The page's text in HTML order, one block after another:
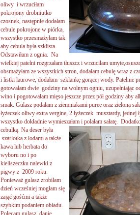
oliwy i wrzuciłam
pokrojony drobniutko
czosnek, następnie dodałam
cebule pokrojone w piórka,
wszystko przesmażyłam tak
aby cebula była szklista.
Odstawiłam z ognia. Na
wielkiej patelni rozgrzałam tłuszcz i wrzuciłam
obsmażyłam ze wszystkich stron, dodałam cebulę wraz z
i listki laurowe, dodałam szklankę gorącej wody. Patelnie
gotowałam dwie godziny na wolnym ogniu, uzupełniając
wino i pogotowałam mięso jeszcze przez pół godziny aby
smak. Gulasz podałam z ziemniakami puree oraz zieloną
łyżeczek oliwy extra vergine, 2 łyżeczek musztardy, jednej
wszystko dokładnie wymieszałam i polałam sałatę.
cebulką. Na deser była
szarlotka z lodami a także
kawa lub herbata do
wyboru no i po
kieliszeczku nalewki z
pigwy z 2009 roku.
Ponieważ gulasz zrobiłam
dzień wcześniej mogłam się
zająć gośćmi a także
szybkim podaniem obiadu.
Polecam gulasz, danie